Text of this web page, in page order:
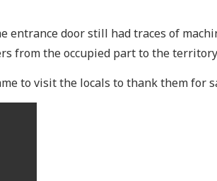
entrance door still had traces of
from the occupied part to the
to visit the locals to thank them for